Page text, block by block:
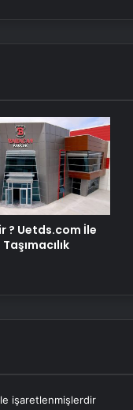
? Uetds.com İle
işaretlenmişlerdir